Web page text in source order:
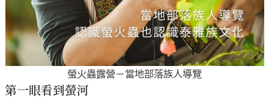
螢火蟲露營－當地部落族人導覽
第一眼看到螢河